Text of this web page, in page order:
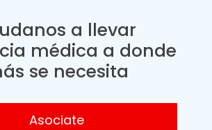
a llevar
médica a donde
se necesita
Asociate